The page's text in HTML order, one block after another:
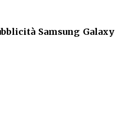
Samsung Galaxy